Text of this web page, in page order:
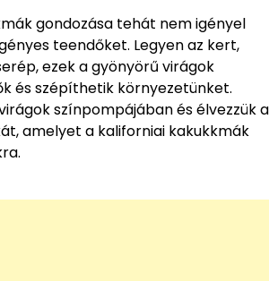
gondozása tehát nem igényel
teendőket. Legyen az kert,
ezek a gyönyörű virágok
és szépíthetik környezetünket.
színpompájában és élvezzük a
amelyet a kaliforniai kakukkmák